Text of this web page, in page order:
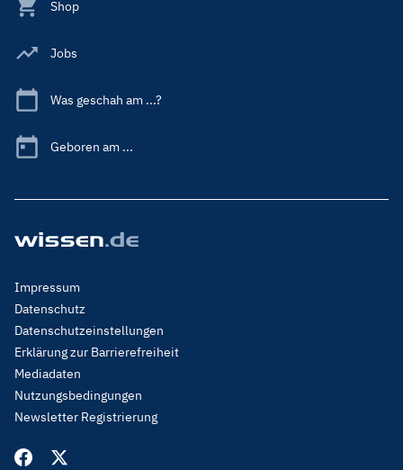
Shop
Jobs
Was geschah am ...?
Geboren am ...
Footer
Menu
Legal
Impressum
Datenschutz
Datenschutzeinstellungen
Erklärung zur Barrierefreiheit
Mediadaten
Nutzungsbedingungen
Newsletter Registrierung